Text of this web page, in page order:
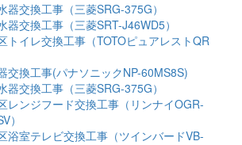
器交換工事（三菱SRG-375G）
器交換工事（三菱SRT-J46WD5）
トイレ交換工事（TOTOピュアレストQR
交換工事(パナソニックNP-60MS8S)
器交換工事（三菱SRG-375G）
レンジフード交換工事（リンナイOGR-
）
浴室テレビ交換工事（ツインバードVB-